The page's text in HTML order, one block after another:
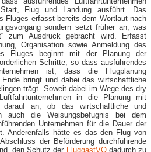
Flug und Landung ausführt. Das
Fluges erfasst bereits dem Wortlaut nach
sondern setzt früher an, was
zum Ausdruck gebracht wird. Erfasst
Organisation sowie Anmeldung des
Fluges beginnt mit der Planung der
Schritte, so dass ausführendes
ist, dass die Flugplanung
bringt und dabei das wirtschaftliche
trägt. Soweit dabei im Wege des dry
in die Planung mit
an, ob das wirtschaftliche und
auch die Weisungsbefugnis bei dem
Unternehmen für die Dauer der
Anderenfalls hätte es das den Flug von
der Beförderung durchführende
den Schutz der FluggastVOdadurch zu